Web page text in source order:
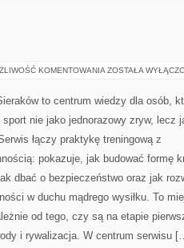
KOMENTOWANIA TRENING
ZOSTAŁA
to centrum wiedzy dla osób,
sport nie jako jednorazowy zryw, lecz
łączy praktykę treningową z
pokazuje, jak budować formę
dbać o bezpieczeństwo oraz jak
w duchu mądrego wysiłku. To
od tego, czy są na etapie
i rywalizacja. W centrum serwisu